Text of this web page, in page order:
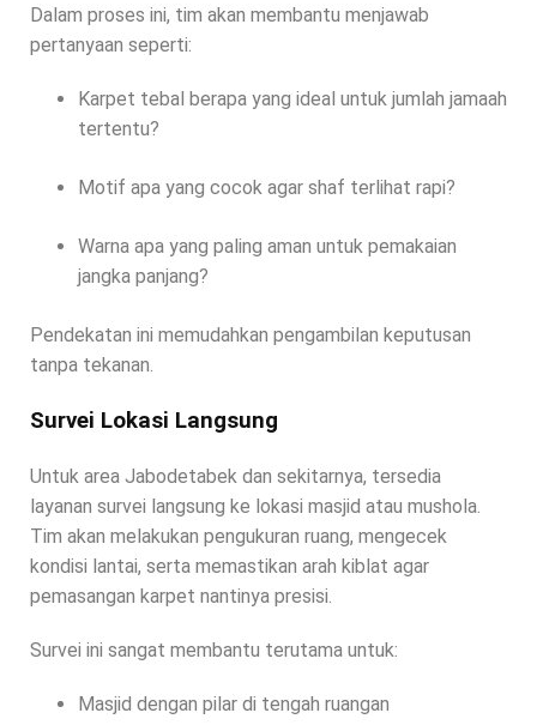
Dalam proses ini, tim akan membantu menjawab
pertanyaan seperti:
Karpet tebal berapa yang ideal untuk jumlah jamaah
tertentu?
Motif apa yang cocok agar shaf terlihat rapi?
Warna apa yang paling aman untuk pemakaian
jangka panjang?
Pendekatan ini memudahkan pengambilan keputusan
tanpa tekanan.
Survei Lokasi Langsung
Untuk area Jabodetabek dan sekitarnya, tersedia
layanan survei langsung ke lokasi masjid atau mushola.
Tim akan melakukan pengukuran ruang, mengecek
kondisi lantai, serta memastikan arah kiblat agar
pemasangan karpet nantinya presisi.
Survei ini sangat membantu terutama untuk:
Masjid dengan pilar di tengah ruangan